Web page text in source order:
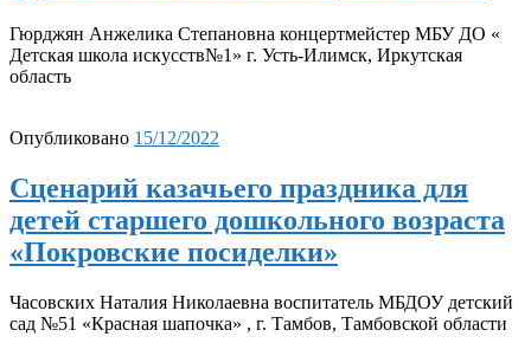
Гюрджян Анжелика Степановна концертмейстер МБУ ДО «
Детская школа искусств№1» г. Усть-Илимск, Иркутская
область
Опубликовано 15/12/2022
Сценарий казачьего праздника для
детей старшего дошкольного возраста
«Покровские посиделки»
Часовских Наталия Николаевна воспитатель МБДОУ детский
сад №51 «Красная шапочка» , г. Тамбов, Тамбовской области